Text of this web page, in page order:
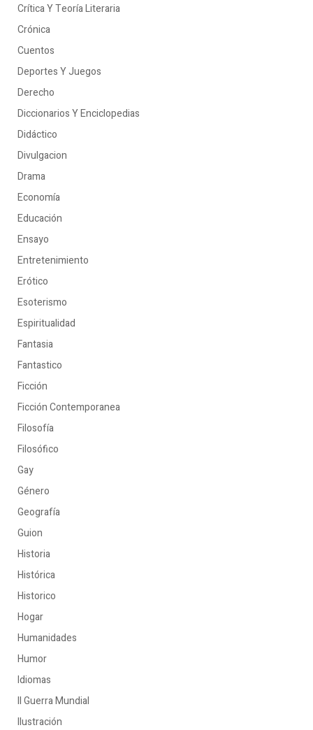
Crítica Y Teoría Literaria
Crónica
Cuentos
Deportes Y Juegos
Derecho
Diccionarios Y Enciclopedias
Didáctico
Divulgacion
Drama
Economía
Educación
Ensayo
Entretenimiento
Erótico
Esoterismo
Espiritualidad
Fantasia
Fantastico
Ficción
Ficción Contemporanea
Filosofía
Filosófico
Gay
Género
Geografía
Guion
Historia
Histórica
Historico
Hogar
Humanidades
Humor
Idiomas
II Guerra Mundial
Ilustración